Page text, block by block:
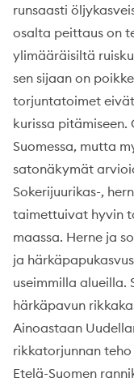
runsaasti
osalta peittaus on
ylimääräisiltä
sen sijaan on
torjuntatoimet
kurissa
Suomessa, mutta
satonäkymät
Sokerijuurikas-,
taimettuivat hyvin
maassa. Herne ja
ja
useimmilla alueilla.
härkäpavun
Ainoastaan
rikkatorjunnan
Etelä-Suomen